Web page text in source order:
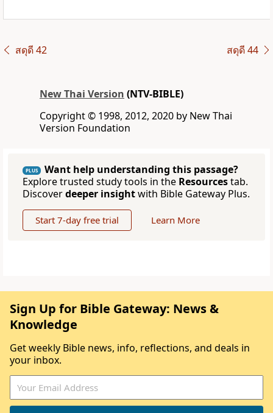
สดุดี 42 สดุดี 44
New Thai Version (NTV-BIBLE)
Copyright © 1998, 2012, 2020 by New Thai
Version Foundation
PLUS
Want help understanding this passage?
Explore trusted study tools in the Resourcestab.
Discoverdeeper insightwith Bible Gateway Plus.
Start 7-day free trial Learn More
Sign Up for Bible Gateway: News &
Knowledge
Get weekly Bible news, info, reflections, and deals in
your inbox.